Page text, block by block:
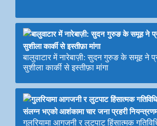
बालुवाटार में नारेबाज़ी: सुदन गुरुङ के समूह ने
सुशीला कार्की से इस्तीफ़ा मांगा
गुलरियामा आगजनी र लुटपाट हिंसात्मक